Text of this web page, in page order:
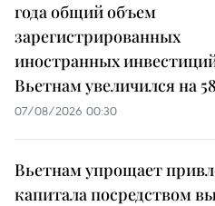
года общий объем
зарегистрированных
иностранных
Вьетнам увеличился на
07/08/2026 00:30
Вьетнам упрощает
капитала посредством